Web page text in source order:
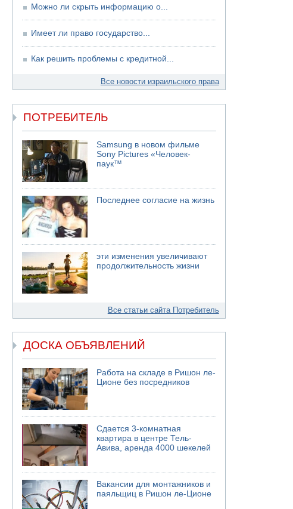
Можно ли скрыть информацию о...
Имеет ли право государство...
Как решить проблемы с кредитной...
Все новости израильского права
ПОТРЕБИТЕЛЬ
Samsung в новом фильме
Sony Pictures «Человек-
паук™
Последнее согласие на жизнь
эти изменения увеличивают
продолжительность жизни
Все статьи сайта Потребитель
ДОСКА ОБЪЯВЛЕНИЙ
Работа на складе в Ришон ле-
Ционе без посредников
Сдается 3-комнатная
квартира в центре Тель-
Авива, аренда 4000 шекелей
Вакансии для монтажников и
паяльщиц в Ришон ле-Ционе